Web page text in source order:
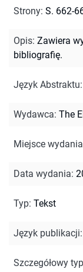
Strony: S. 662-
Opis: Zawiera
bibliografię.
Język Abstraktu:
Wydawca: The
Miejsce wydania
Data wydania:
Typ: Tekst
Język publikacji:
Szczegółowy